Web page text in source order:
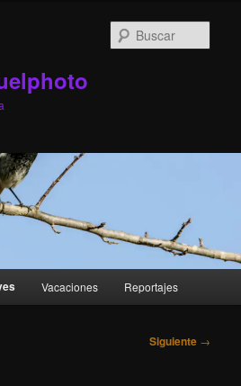
Vacaciones Reportajes
Siguiente →